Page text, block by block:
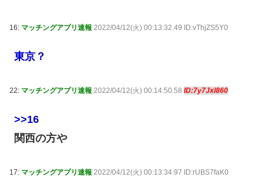
16: マッチングアプリ速報 2022/04/12(火) 00:13:32.49 ID:vThjZS5Y0
東京？
22: マッチングアプリ速報 2022/04/12(火) 00:14:50.58 ID:7y7Jxl860
>>16
関西の方や
17: マッチングアプリ速報 2022/04/12(火) 00:13:34.97 ID:rUBS7faK0